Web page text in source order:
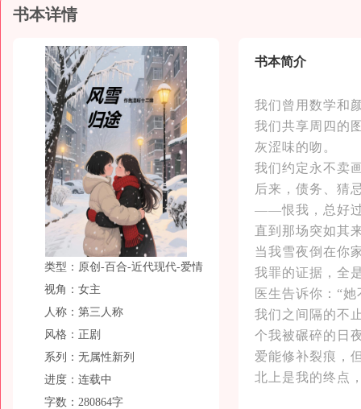
coco送给《末世后我成了丧尸》一个M78星云:逝者如斯夫，不舍星
安纳托利亚送给《皇后景昭懿》一个M78星云:逝者如斯夫，不舍星
书本详情
类型：原创-百合-近代现代-爱情
视角：女主
人称：第三人称
风格：正剧
系列：无属性新列
进度：连载中
字数：280864字
书本简介
我们曾用数学和
我们共享周四的
灰涩味的吻。
我们约定永不卖
后来，债务、猜
——恨我，总好
直到那场突如其
当我雪夜倒在你
我罪的证据，全
医生告诉你：“
我们之间隔的不
个我被碾碎的日
爱能修补裂痕，
北上是我的终点